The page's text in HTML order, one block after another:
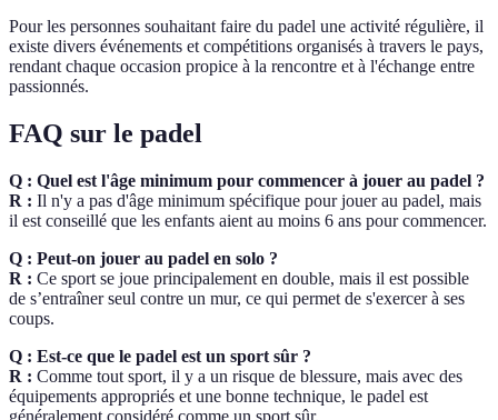
Pour les personnes souhaitant faire du padel une activité régulière, il
existe divers événements et compétitions organisés à travers le pays,
rendant chaque occasion propice à la rencontre et à l'échange entre
passionnés.
FAQ sur le padel
Q : Quel est l'âge minimum pour commencer à jouer au padel ?
R : Il n'y a pas d'âge minimum spécifique pour jouer au padel, mais
il est conseillé que les enfants aient au moins 6 ans pour commencer.
Q : Peut-on jouer au padel en solo ?
R : Ce sport se joue principalement en double, mais il est possible
de s’entraîner seul contre un mur, ce qui permet de s'exercer à ses
coups.
Q : Est-ce que le padel est un sport sûr ?
R : Comme tout sport, il y a un risque de blessure, mais avec des
équipements appropriés et une bonne technique, le padel est
généralement considéré comme un sport sûr.